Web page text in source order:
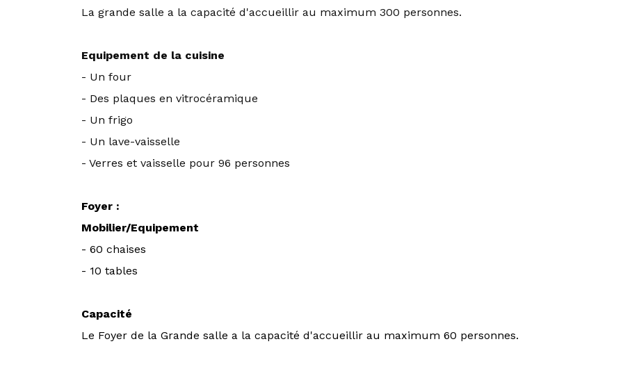
La grande salle a la capacité d'accueillir au maximum 300 personnes.
Equipement de la cuisine
- Un four
- Des plaques en vitrocéramique
- Un frigo
- Un lave-vaisselle
- Verres et vaisselle pour 96 personnes
Foyer :
Mobilier/Equipement
- 60 chaises
- 10 tables
Capacité
Le Foyer de la Grande salle a la capacité d'accueillir au maximum 60 personnes.